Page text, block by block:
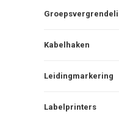
Kabelhaken
Leidingmarkering
Labelprinters